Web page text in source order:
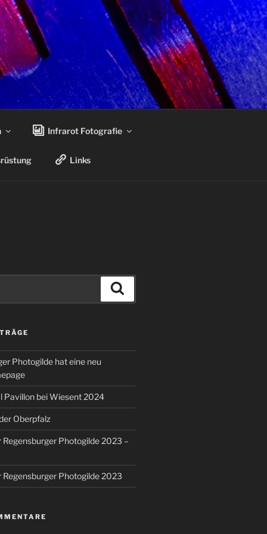
Infrarot Fotografie
Links
Photogilde hat eine neu
Pavillon bei Wiesent 2024
Oberpfalz
Regensburger Photogilde 2023 –
Regensburger Photogilde 2023